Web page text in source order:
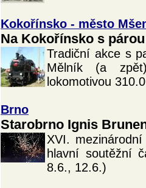
Kokořínsko - město
Na Kokořínsko s párou
Tradiční akce s
Mělník (a
lokomotivou
Brno
Starobrno Ignis
XVI.
hlavní soutěžní
8.6., 12.6.)